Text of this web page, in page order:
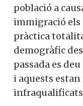
població a
immigració els
pràctica
demogràfic
passada es
i aquests
infraqualificats